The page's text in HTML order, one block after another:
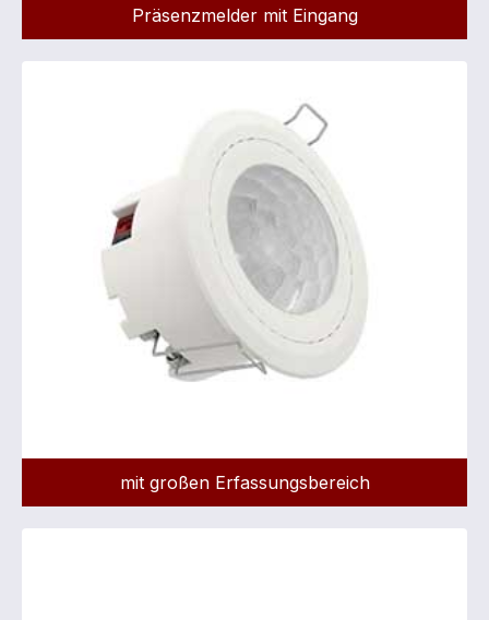
Präsenzmelder mit Eingang
mit großen Erfassungsbereich